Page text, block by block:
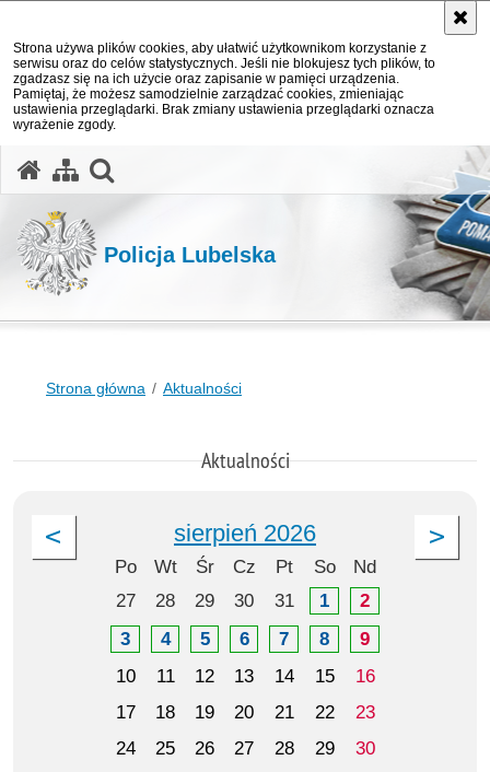
Strona używa plików cookies, aby ułatwić użytkownikom korzystanie z
serwisu oraz do celów statystycznych. Jeśli nie blokujesz tych plików, to
zgadzasz się na ich użycie oraz zapisanie w pamięci urządzenia.
Pamiętaj, że możesz samodzielnie zarządzać cookies, zmieniając
ustawienia przeglądarki. Brak zmiany ustawienia przeglądarki oznacza
wyrażenie zgody.
Policja Lubelska
Strona główna Aktualności
Aktualności
sierpień 2026
Po Wt Śr Cz Pt So
Nd
27
28 29 30 31 1
2
3
4 5 6 7 8
9
10
11 12 13 14 15
16
17
18 19 20 21 22
23
24
25 26 27 28 29
30